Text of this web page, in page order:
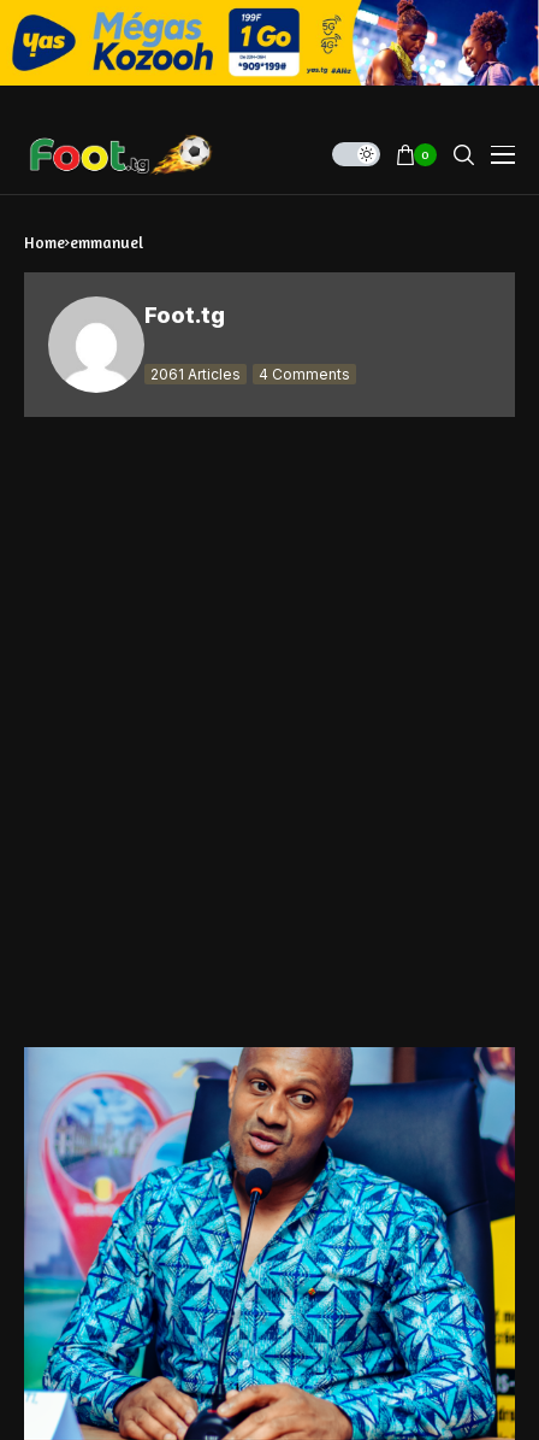
0
Home emmanuel
Foot.tg
2061 Articles 4 Comments